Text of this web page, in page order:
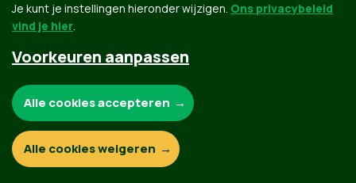
© Copyright Groen 2026 | Gemaakt metNationBuilder
Contact Privacybeleid
Je kunt je instellingen hieronder wijzigen. Ons privacybeleid
vind je hier.
Voorkeuren aanpassen
Functionele en analytische cookies:
Alle cookies accepteren
Alle cookies weigeren